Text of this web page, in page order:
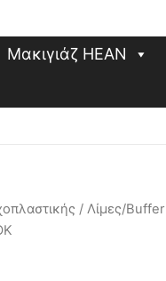
Μακιγιάζ HEAN
/ Λίμες/Buffer